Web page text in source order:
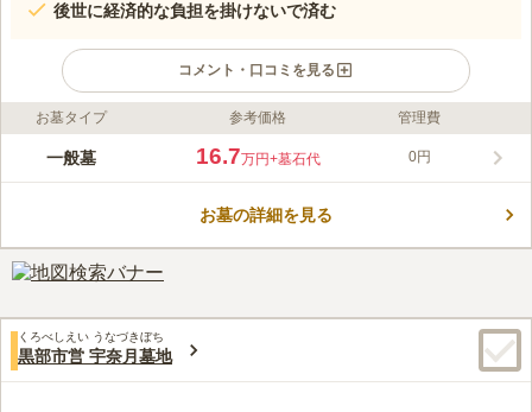
後世に経済的な負担を掛けないで済む
コメント・口コミを見る
ライフドット編集部のコメント
黒部川の近くにある入善町のお墓です。 国道8号線や県道117号
清々しい気持ちでお参りできます。 トイレや休憩所を完備して
トです。
口コミ評価
50代男性
売店、ホームセンターなどは、近くになく、お墓に参る前に、自
宅近くのショッピングセンターで花などを購入してから行きます。
口コミの続きを読む
お墓タイプ 参考価格 管理費
一般墓 16.7万円+墓石代 0円
お墓の詳細を見る
くろべしえい うなづきぼち
黒部市営 宇奈月墓地